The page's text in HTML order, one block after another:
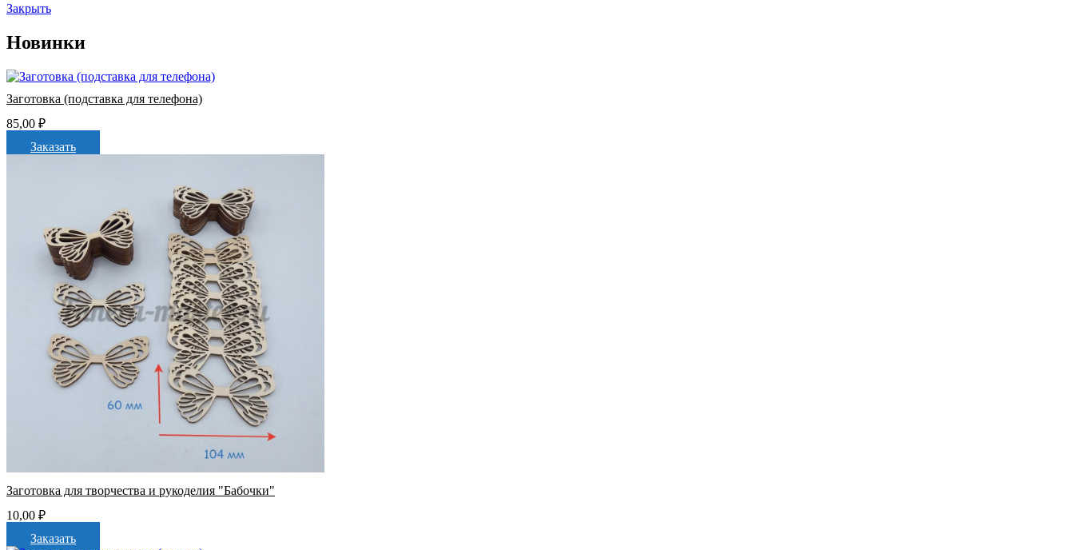
Закрыть
Новинки
Заготовка (подставка для телефона)
85,00 ₽
Заказать
Заготовка для творчества и рукоделия "Бабочки"
10,00 ₽
Заказать